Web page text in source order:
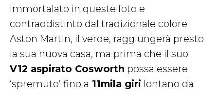
immortalato in queste foto e
contraddistinto dal tradizionale colore
Aston Martin, il verde, raggiungerà presto
la sua nuova casa, ma prima che il suo
V12 aspirato Cosworth possa essere
‘spremuto’ fino a 11mila giri lontano da